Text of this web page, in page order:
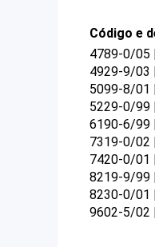
Código e
4789-0/05
4929-9/03
5099-8/01
5229-0/99
6190-6/99
7319-0/02
7420-0/01
8219-9/99
8230-0/01
9602-5/02